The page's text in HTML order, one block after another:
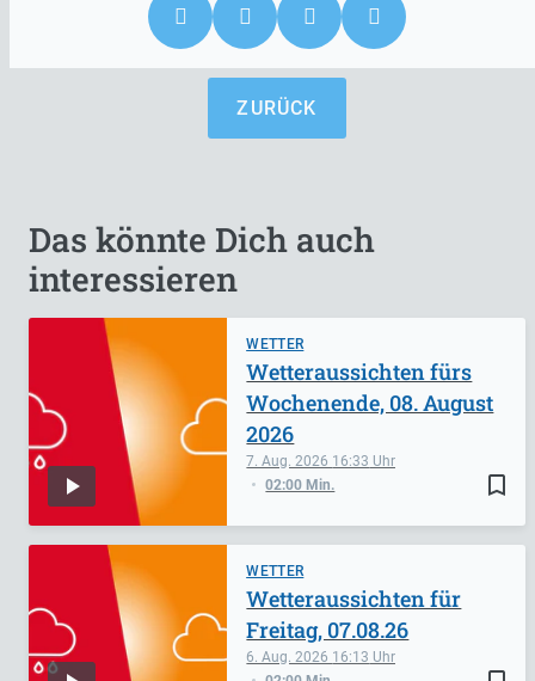
ZURÜCK
Das könnte Dich auch
interessieren
WETTER
bookmark_border
7. Aug. 2026 16:33
02:00 Min.
Wetteraussichten fürs
Wochenende, 08. August
2026
WETTER
6. Aug. 2026 16:13
Wetteraussichten für
Freitag, 07.08.26